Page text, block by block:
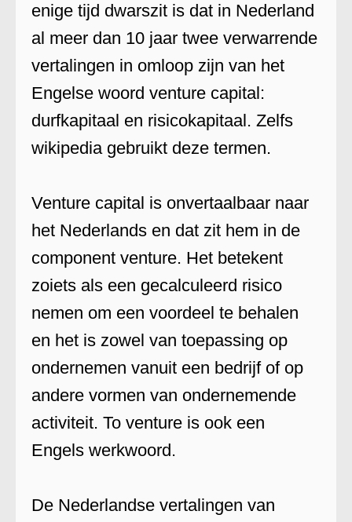
enige tijd dwarszit is dat in Nederland
al meer dan 10 jaar twee verwarrende
vertalingen in omloop zijn van het
Engelse woord venture capital:
durfkapitaal en risicokapitaal. Zelfs
wikipedia gebruikt deze termen.
Venture capital is onvertaalbaar naar
het Nederlands en dat zit hem in de
component venture. Het betekent
zoiets als een gecalculeerd risico
nemen om een voordeel te behalen
en het is zowel van toepassing op
ondernemen vanuit een bedrijf of op
andere vormen van ondernemende
activiteit. To venture is ook een
Engels werkwoord.
De Nederlandse vertalingen van